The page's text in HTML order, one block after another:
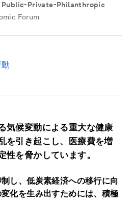
Public-Private-Philanthropic
Forum
気候変動による重大な健康
を引き起こし、医療費を増
性を脅かしています。
し、低炭素経済への移行に向
化を生み出すためには、積極